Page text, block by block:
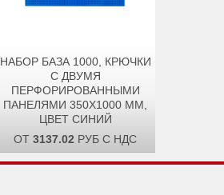
НАБОР БАЗА 1000, КРЮЧКИ
С ДВУМЯ
ПЕРФОРИРОВАННЫМИ
ПАНЕЛЯМИ 350Х1000 ММ,
ЦВЕТ СИНИЙ
ОТ 3137.02 РУБ С НДС